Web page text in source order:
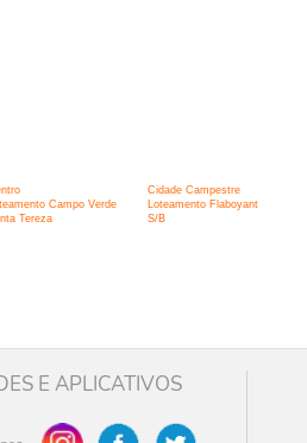
Cidade Campestre
Campo Verde Loteamento Flaboyant
Tereza S/B
E APLICATIVOS